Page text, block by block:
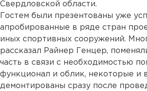
Свердловской области.
Гостем были презентованы уже
апробированные в ряде стран
иных спортивных сооружений.
рассказал Райнер Генцер,
часть в связи с необходимостью
функционал и облик, некоторые и
демонтированы сразу после